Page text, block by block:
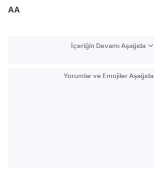
AA
İçeriğin Devamı Aşağıda
Yorumlar ve Emojiler Aşağıda